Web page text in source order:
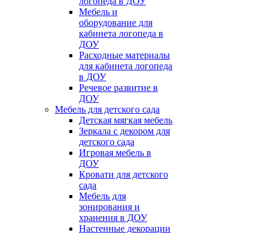
Мебель и
оборудование для
кабинета логопеда в
ДОУ
Расходные материалы
для кабинета логопеда
в ДОУ
Речевое развитие в
ДОУ
Мебель для детского сада
Детская мягкая мебель
Зеркала с декором для
детского сада
Игровая мебель в
ДОУ
Кровати для детского
сада
Мебель для
зонирования и
хранения в ДОУ
Настенные декорации